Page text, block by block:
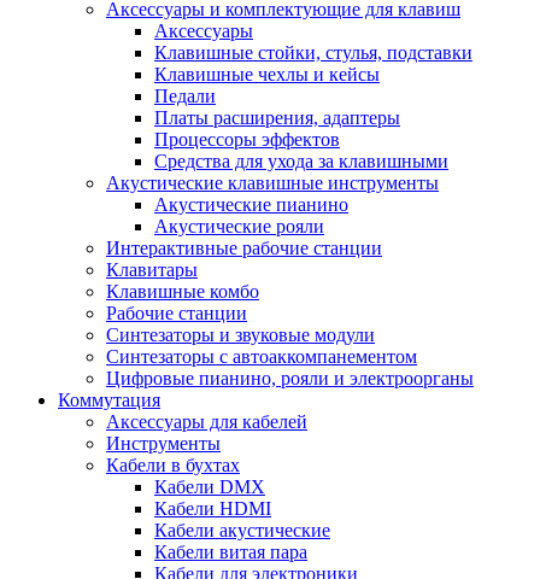
Аксессуары и комплектующие для клавиш
Аксессуары
Клавишные стойки, стулья, подставки
Клавишные чехлы и кейсы
Педали
Платы расширения, адаптеры
Процессоры эффектов
Средства для ухода за клавишными
Акустические клавишные инструменты
Акустические пианино
Акустические рояли
Интерактивные рабочие станции
Клавитары
Клавишные комбо
Рабочие станции
Синтезаторы и звуковые модули
Синтезаторы с автоаккомпанементом
Цифровые пианино, рояли и электроорганы
Коммутация
Аксессуары для кабелей
Инструменты
Кабели в бухтах
Кабели DMX
Кабели HDMI
Кабели акустические
Кабели витая пара
Кабели для электроники